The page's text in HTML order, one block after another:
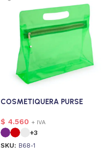
COSMETIQUERA PURSE
$ 4.560 + IVA
+3
SKU: B68-1